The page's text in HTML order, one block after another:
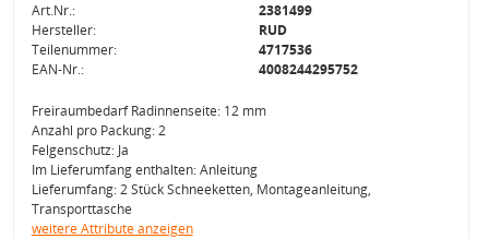
Art.Nr.:
2381499
Hersteller:
RUD
Teilenummer:
4717536
EAN-Nr.:
4008244295752
Freiraumbedarf Radinnenseite: 12 mm
Anzahl pro Packung: 2
Felgenschutz: Ja
Im Lieferumfang enthalten: Anleitung
Lieferumfang: 2 Stück Schneeketten, Montageanleitung,
Transporttasche
weitere Attribute anzeigen